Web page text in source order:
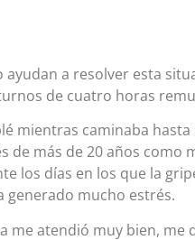
a resolver esta
de cuatro horas
mientras caminaba
de más de 20 años como
los días en los que la
generado mucho estrés.
me atendió muy bien,